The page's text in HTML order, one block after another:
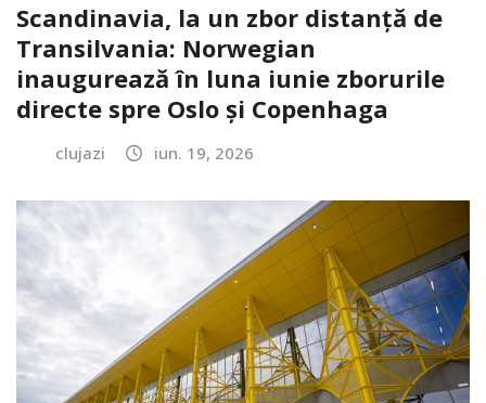
Scandinavia, la un zbor distanță de
Transilvania: Norwegian
inaugurează în luna iunie zborurile
directe spre Oslo și Copenhaga
clujazi iun. 19, 2026